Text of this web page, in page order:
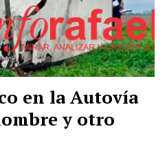
en la Autovía
y otro